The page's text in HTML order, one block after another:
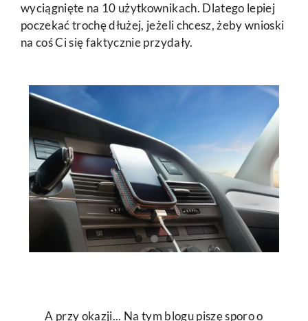
wyciągnięte na 10 użytkownikach. Dlatego lepiej
poczekać trochę dłużej, jeżeli chcesz, żeby wnioski
na coś Ci się faktycznie przydały.
A przy okazji... Na tym blogu piszę sporo o